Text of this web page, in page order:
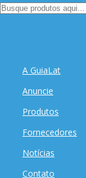
A GuiaLat
Anuncie
Produtos
Fornecedores
Notícias
Contato